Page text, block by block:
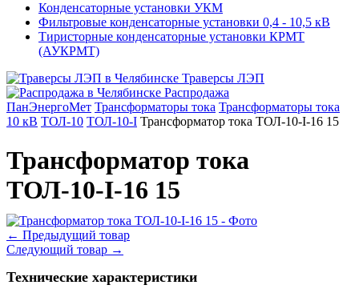
Конденсаторные установки УКМ
Фильтровые конденсаторные установки 0,4 - 10,5 кВ
Тиристорные конденсаторные установки КРМТ
(АУКРМТ)
Траверсы ЛЭП
Распродажа
ПанЭнергоМет Трансформаторы тока Трансформаторы тока
10 кВ ТОЛ-10 ТОЛ-10-I Трансформатор тока ТОЛ-10-I-16 15
Трансформатор тока
ТОЛ-10-I-16 15
← Предыдущий товар
Следующий товар →
Технические характеристики